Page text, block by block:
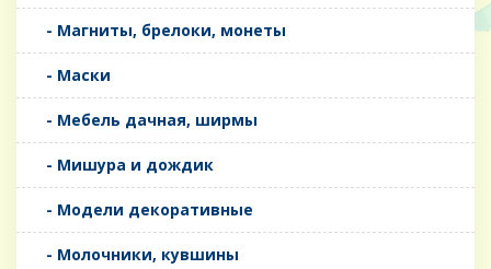
- Магниты, брелоки, монеты
- Маски
- Мебель дачная, ширмы
- Мишура и дождик
- Модели декоративные
- Молочники, кувшины